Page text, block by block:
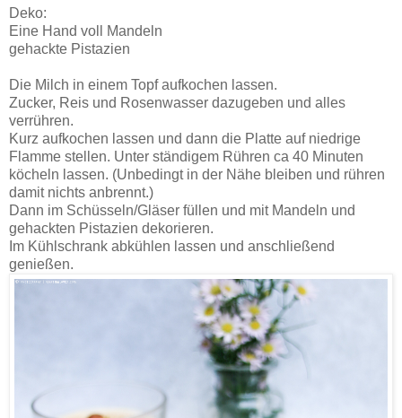
Deko:
Eine Hand voll Mandeln
gehackte Pistazien
Die Milch in einem Topf aufkochen lassen.
Zucker, Reis und Rosenwasser dazugeben und alles
verrühren.
Kurz aufkochen lassen und dann die Platte auf niedrige
Flamme stellen. Unter ständigem Rühren ca 40 Minuten
köcheln lassen. (Unbedingt in der Nähe bleiben und rühren
damit nichts anbrennt.)
Dann im Schüsseln/Gläser füllen und mit Mandeln und
gehackten Pistazien dekorieren.
Im Kühlschrank abkühlen lassen und anschließend
genießen.